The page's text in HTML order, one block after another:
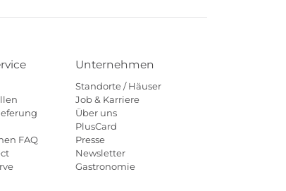
FAQ
Unternehmen
Standorte / Häuser
Job & Karriere
Über uns
PlusCard
Presse
Newsletter
Gastronomie